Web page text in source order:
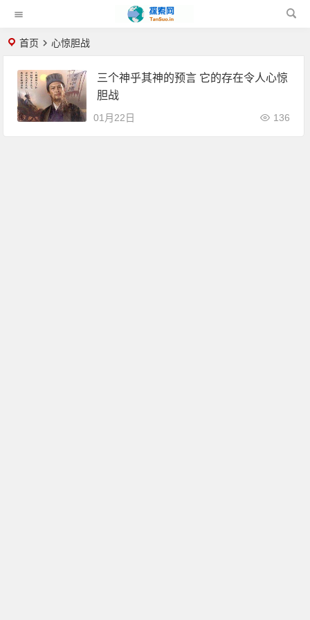
首页 心惊胆战
三个神乎其神的预言 它的存在令人心惊
胆战
01月22日 136